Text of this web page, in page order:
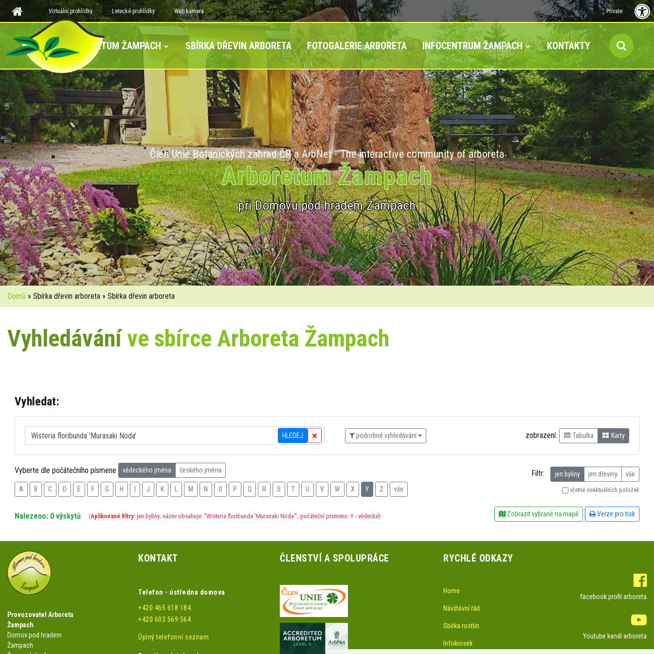
Virtuální prohlídky Letecké prohlídky Web kamera Private
ARBORETUM ŽAMPACH SBÍRKA DŘEVIN ARBORETA FOTOGALERIE ARBORETA INFOCENTRUM ŽAMPACH KONTAKTY
Člen Unie Botanických zahrad ČR a ArbNet - The interactive community of arboreta
Arboretum Žampach
při Domovu pod hradem Žampach
Domů » Sbírka dřevin arboreta » Sbírka dřevin arboreta
Vyhledáváníve sbírce Arboreta Žampach
Vyhledat:
HLEDEJ podrobné vyhledávání zobrazení: Tabulka Karty
Vyberte dle počátečního písmene vědeckého jména českého jména
A B C D E F G H J K M N O P Q R S T U V W X Y Z vše
Filtr: jen byliny jen dřeviny vše
včetně neaktuálních položek
Nalezeno: 0 výskytů (Aplikované filtry: jen byliny; název obsahuje: "Wisteria floribunda 'Murasaki Noda'"; počáteční písmeno: Y - vědecké) Zobrazit vybrané na mapě Verze pro tisk
Provozovatel Arboreta
Žampach
Domov pod hradem
Žampach
KONTAKT
Telefon - ústředna domova
+420 465 618 184
+420 603 569 564
Úplný telefonní seznam
ČLENSTVÍ A SPOLUPRÁCE RYCHLÉ ODKAZY
Home
Návštěvní řád
Sbírka rostlin
Infokiosek
facebook profil arboreta
Youtube kanál arboreta